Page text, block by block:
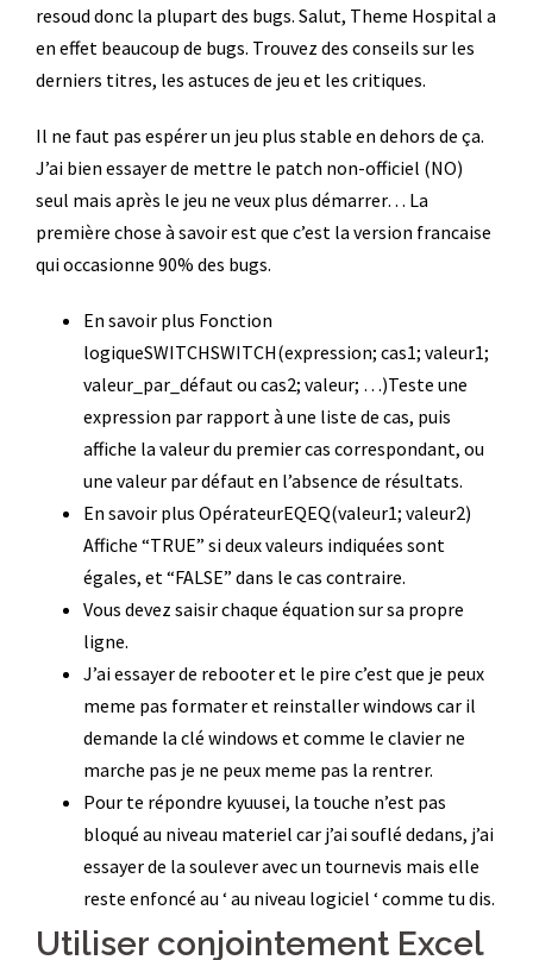
resoud donc la plupart des bugs. Salut, Theme Hospital a
en effet beaucoup de bugs. Trouvez des conseils sur les
derniers titres, les astuces de jeu et les critiques.
Il ne faut pas espérer un jeu plus stable en dehors de ça.
J’ai bien essayer de mettre le patch non-officiel (NO)
seul mais après le jeu ne veux plus démarrer… La
première chose à savoir est que c’est la version francaise
qui occasionne 90% des bugs.
En savoir plus Fonction
logiqueSWITCHSWITCH(expression; cas1; valeur1;
valeur_par_défaut ou cas2; valeur; …)Teste une
expression par rapport à une liste de cas, puis
affiche la valeur du premier cas correspondant, ou
une valeur par défaut en l’absence de résultats.
En savoir plus OpérateurEQEQ(valeur1; valeur2)
Affiche “TRUE” si deux valeurs indiquées sont
égales, et “FALSE” dans le cas contraire.
Vous devez saisir chaque équation sur sa propre
ligne.
J’ai essayer de rebooter et le pire c’est que je peux
meme pas formater et reinstaller windows car il
demande la clé windows et comme le clavier ne
marche pas je ne peux meme pas la rentrer.
Pour te répondre kyuusei, la touche n’est pas
bloqué au niveau materiel car j’ai souflé dedans, j’ai
essayer de la soulever avec un tournevis mais elle
reste enfoncé au ‘ au niveau logiciel ‘ comme tu dis.
Utiliser conjointement Excel